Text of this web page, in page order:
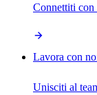
Connettiti con
Lavora con
Unisciti al